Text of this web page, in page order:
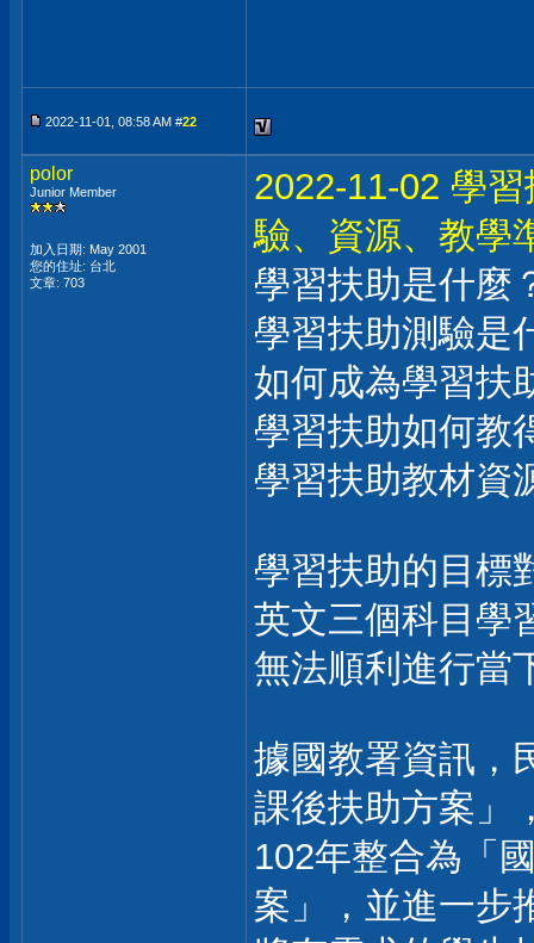
2022-11-01, 08:58 AM #22
polor
Junior Member
加入日期: May 2001
您的住址: 台北
文章: 703
2022-11-02 學
驗、資源、教學
學習扶助是什麼
學習扶助測驗是
如何成為學習扶
學習扶助如何教
學習扶助教材資
學習扶助的目標
英文三個科目學
無法順利進行當
據國教署資訊，
課後扶助方案」
102年整合為「
案」，並進一步